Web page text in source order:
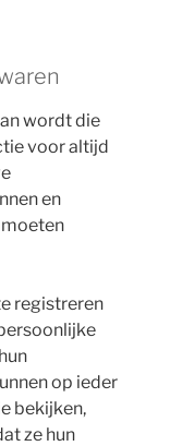
wordt die
voor altijd
en
moeten
registreren
op ieder
bekijken,
ze hun